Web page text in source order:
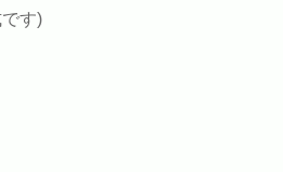
す)